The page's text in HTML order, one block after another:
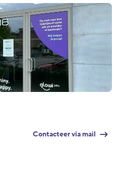
Contacteer via mail